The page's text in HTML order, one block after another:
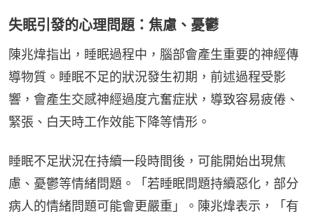
失眠引發的心理問題：焦慮、憂鬱
陳兆煒指出，睡眠過程中，腦部會產生重要的神經傳
導物質。睡眠不足的狀況發生初期，前述過程受影
響，會產生交感神經過度亢奮症狀，導致容易疲倦、
緊張、白天時工作效能下降等情形。
睡眠不足狀況在持續一段時間後，可能開始出現焦
慮、憂鬱等情緒問題。「若睡眠問題持續惡化，部分
病人的情緒問題可能會更嚴重」。陳兆煒表示，「有